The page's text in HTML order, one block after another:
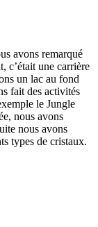
avons remarqué
c’était une carrière
un lac au fond
fait des activités
le Jungle
nous avons
nous avons
types de cristaux.